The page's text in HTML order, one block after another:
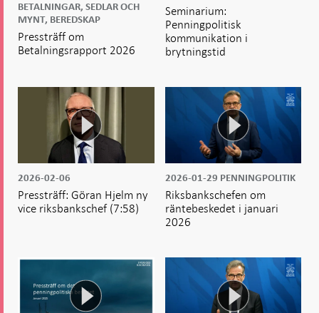
BETALNINGAR, SEDLAR OCH
MYNT, BEREDSKAP
Pressträff om
Betalningsrapport 2026
Seminarium:
Penningpolitisk
kommunikation i
brytningstid
2026-02-06
Pressträff: Göran Hjelm ny
vice riksbankschef (7:58)
2026-01-29 PENNINGPOLITIK
Riksbankschefen om
räntebeskedet i januari
2026